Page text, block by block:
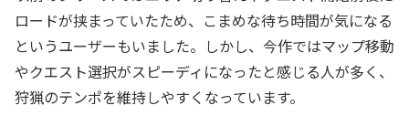
ロードが挟まっていたため、こまめな待ち時間が気になる
というユーザーもいました。しかし、今作ではマップ移動
やクエスト選択がスピーディになったと感じる人が多く、
狩猟のテンポを維持しやすくなっています。